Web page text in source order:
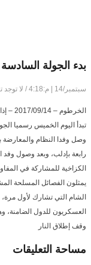
بدء الجولة
سبتمبر/14 | م:4:18 / لا توجد
الخرطوم – 2017/09/14 – إذاعة بلادي
تبدأ اليوم الخميس رسميا
وصل وفدا النظام
رابعة بإدلب، وبعد وصول
يمثلون الفصائل المسلحة
الشام التي تشارك لأول
العسكريون للدول الضامنة،
وقف إطلاق النار
مساحة التعليقات